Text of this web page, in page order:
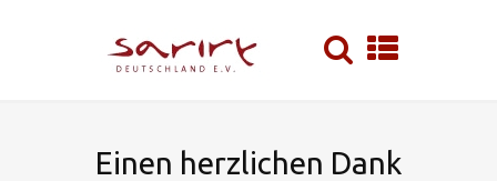
Einen herzlichen Dank